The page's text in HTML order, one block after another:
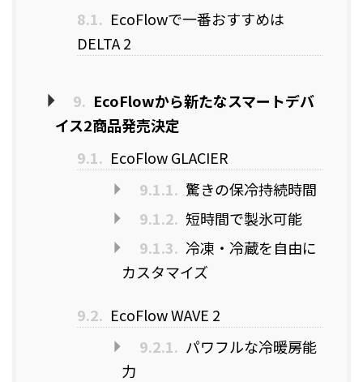
8.1. EcoFlowで一番おすすめは
DELTA 2
9. EcoFlowから新たなスマートデバ
イス2商品発売決定
9.1. EcoFlow GLACIER
9.1.1. 驚きの保冷持続時間
9.1.2. 短時間で製氷可能
9.1.3. 冷凍・冷蔵を自由に
カスタマイズ
9.2. EcoFlow WAVE 2
9.2.1. パワフルな冷暖房能
力